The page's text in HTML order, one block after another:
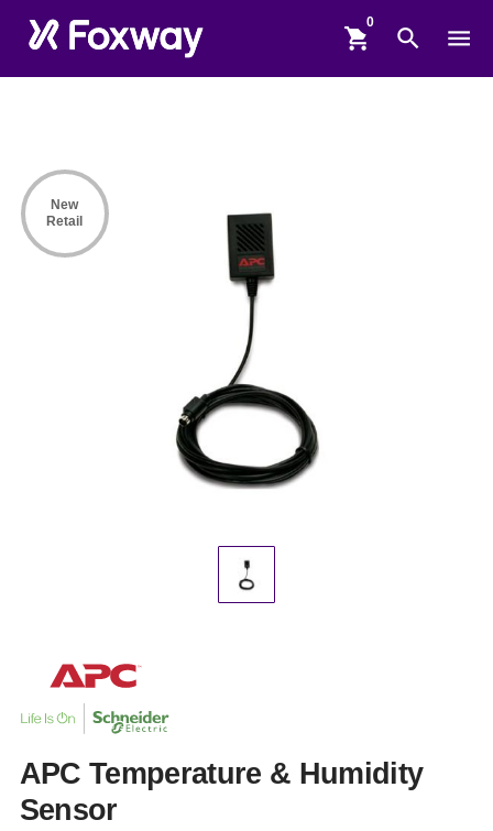
shopping_cart search menu
APC Temperature & Humidity
Sensor
New
Retail